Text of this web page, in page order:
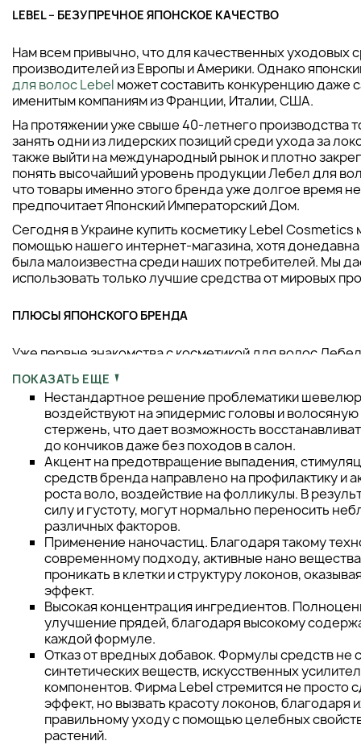
LEBEL – БЕЗУПРЕЧНОЕ ЯПОНСКОЕ КАЧЕСТВО
Нам всем привычно, что для качественных уходовых
производителей из Европы и Америки. Однако
для волос Lebel может составить конкуренцию даже
именитым компаниям из Франции, Италии, США.
На протяжении уже свыше 40-летнего производства
занять одни из лидерских позиций среди ухода за
также выйти на международный рынок и плотно
понять высочайший уровень продукции Лебел для
что товары именно этого бренда уже долгое время
предпочитает Японский Императорский Дом.
Сегодня в Украине купить косметику Lebel Cosmetics
помощью нашего интернет-магазина, хотя донедавна
была малоизвестна среди наших потребителей. Мы
использовать только лучшие средства от мировых
ПЛЮСЫ ЯПОНСКОГО БРЕНДА
Уже первые знакомства с косметикой для волос
Нестандартное решение проблематики
воздействуют на эпидермис головы и волосяную
стержень, что дает возможность
до кончиков даже без походов в салон.
Акцент на предотвращение выпадения,
средств бренда направлено на профилактику и
роста воло, воздействие на фолликулы. В
силу и густоту, могут нормально переносить
различных факторов.
Применение наночастиц. Благодаря такому
современному подходу, активные нано
проникать в клетки и структуру локонов,
эффект.
Высокая концентрация ингредиентов.
улучшение прядей, благодаря высокому
каждой формуле.
Отказ от вредных добавок. Формулы средств не
синтетических веществ, искусственных
компонентов. Фирма Lebel стремится не просто
эффект, но вызвать красоту локонов, благодаря
правильному уходу с помощью целебных
растений.
ПОКАЗАТЬ ЕЩЕ